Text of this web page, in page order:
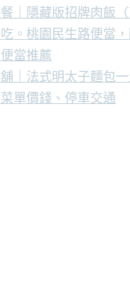
｜隱藏版招牌肉飯
。桃園民生路便當
當推薦
｜法式明太子麵包
單價錢、停車交通